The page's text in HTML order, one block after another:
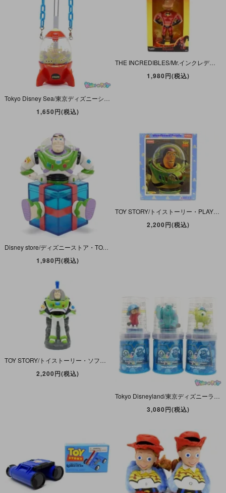
1,650円(税込)
THE INCREDIBLES/Mr.インクレディブル・トミーダイレクト・スーパーボブルヘッドドール 「Mr.Increbible/ミスターインクレディブル」
1,980円(税込)
Disney store/ディズニーストア・TOY STORY/トイストーリー・Figure Case Candy/フィギュアケースキャンデー/お菓子/小物入れ「BUZZ/バズライトイヤー」ダメージ有
1,980円(税込)
2,200円(税込)
2,200円(税込)
3,080円(税込)